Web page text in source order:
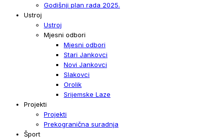
Godišnji plan rada 2025.
Ustroj
Ustroj
Mjesni odbori
Mjesni odbori
Stari Jankovci
Novi Jankovci
Slakovci
Orolik
Srijemske Laze
Projekti
Projekti
Prekogranična suradnja
Šport